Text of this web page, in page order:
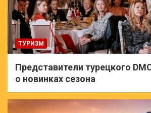
ТУРИЗМ
Представители турецкого
о новинках сезона